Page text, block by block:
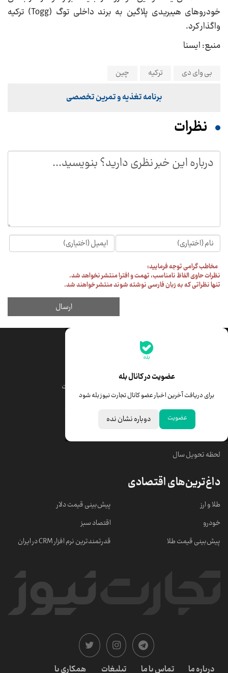
عضویت در کانال بله
برای دریافت آخرین اخبار عضو کانال تجارت نیوز بله شود
عضویت دوباره نشان نده
جدیدترین قیمت‌ها
قیمت درهم امارات
خبرهای مهم
لحظه تحویل سال
داغ‌ترین‌های اقتصادی
طلا و ارز
خودرو
پیش‌بینی قیمت طلا
پیش‌بینی قیمت دلار
اقتصاد سبز
قدرتمندترین نرم‌ افزار CRM در ایران
درباره ما تماس با ما تبلیغات همکاری با